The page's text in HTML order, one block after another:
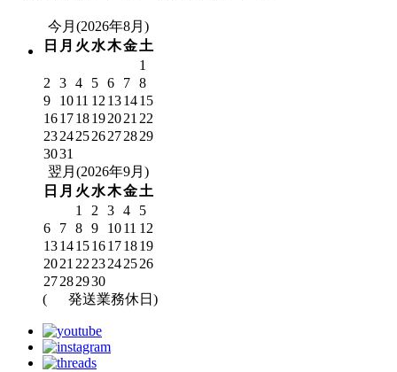
今月(2026年8月)
日 月 火 水木金土
1
2
3 4 5 6 7 8
9
1011 12 131415
161718192021 22
23242526272829
3031
翌月(2026年9月)
日 月 火 水木金土
1
2 3 4
5
6
7 8 9 1011 12
13141516171819
2021 22 23242526
27282930
(
発送業務休日)